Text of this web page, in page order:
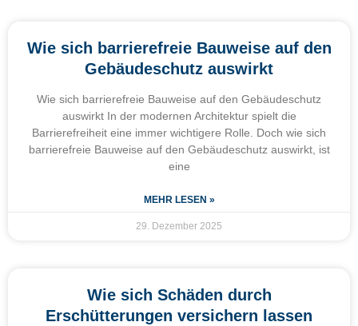
Wie sich barrierefreie Bauweise auf den
Gebäudeschutz auswirkt
Wie sich barrierefreie Bauweise auf den Gebäudeschutz
auswirkt In der modernen Architektur spielt die
Barrierefreiheit eine immer wichtigere Rolle. Doch wie sich
barrierefreie Bauweise auf den Gebäudeschutz auswirkt, ist
eine
MEHR LESEN »
29. Dezember 2025
Wie sich Schäden durch
Erschütterungen versichern lassen